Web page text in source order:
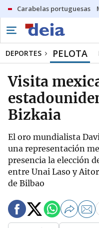
Carabelas portuguesas
DEPORTES PELOTA
Visita
Bizkaia
El oro mundialista
una representación
presencia la elección
entre Unai Laso y
de Bilbao